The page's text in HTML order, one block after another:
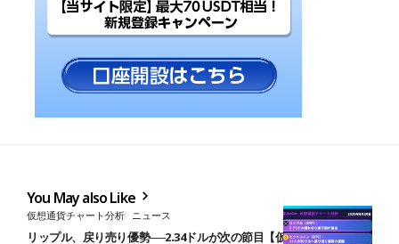
You May also Like
仮想通貨チャート分析 ニュース
リップル、戻り売り優勢──2.34ドルが次の節目【仮想通貨チャート